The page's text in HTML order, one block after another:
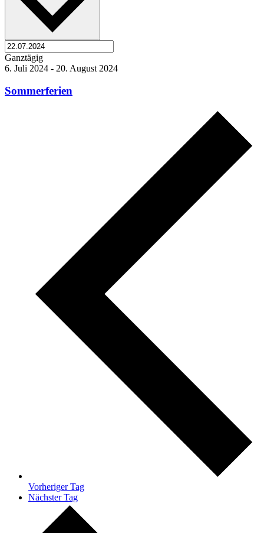
Ganztägig
6. Juli 2024 - 20. August 2024
Sommerferien
Vorheriger Tag
Nächster Tag